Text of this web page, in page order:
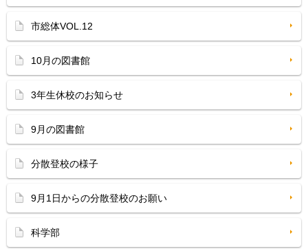
市総体VOL.12
10月の図書館
3年生休校のお知らせ
9月の図書館
分散登校の様子
9月1日からの分散登校のお願い
科学部